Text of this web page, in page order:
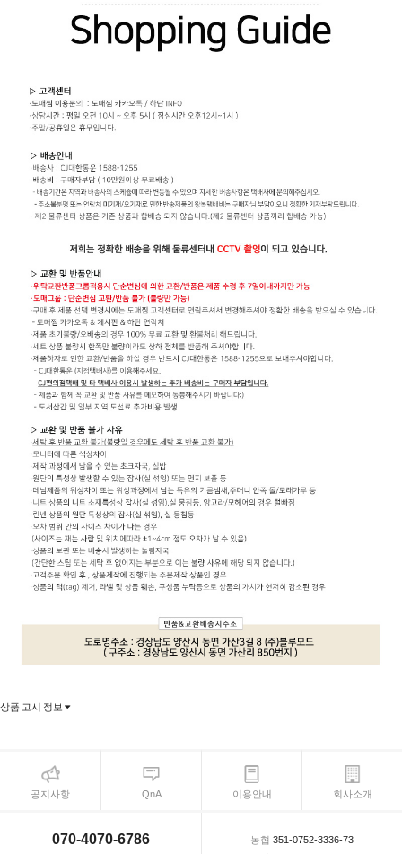
상품 고시 정보
공지사항 QnA 이용안내 회사소개
070-4070-6786 농협 351-0752-3336-73